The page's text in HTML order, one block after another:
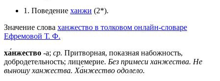
1. Поведение ханжи (2*).
Значение слова ханжество в толковом онлайн-словаре
Ефремовой Т. Ф.
ха́нжество -а; ср. Притворная, показная набожность,
добродетельность; лицемерие. Без примеси ханжества. Не
выношу ханжества. Ха́нжество одолело.